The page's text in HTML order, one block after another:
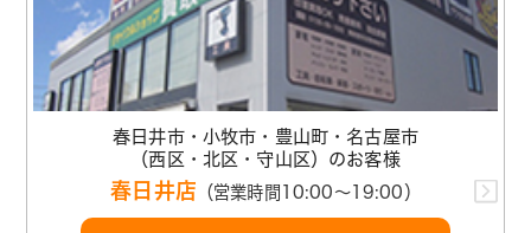
春日井市・小牧市・豊山町・名古屋市
（西区・北区・守山区）のお客様
春日井店 （営業時間10:00～19:00）